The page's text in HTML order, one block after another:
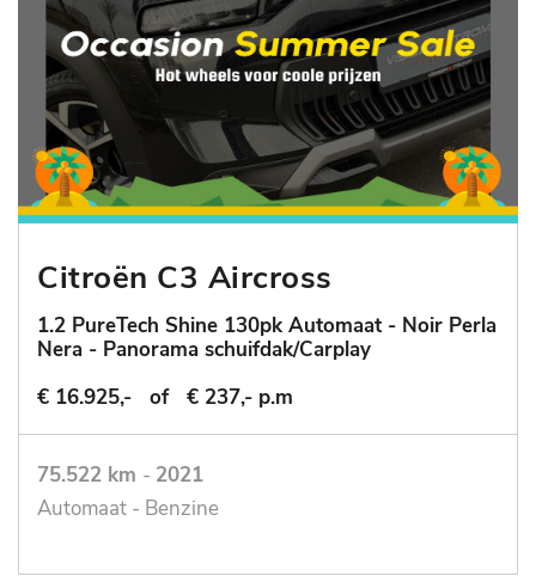
Citroën C3 Aircross
1.2 PureTech Shine 130pk Automaat - Noir Perla
Nera - Panorama schuifdak/Carplay
€ 16.925,-
of € 237,- p.m
75.522 km - 2021
Automaat - Benzine